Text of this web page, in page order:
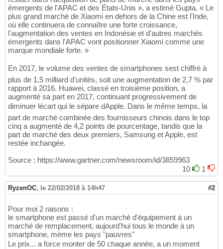
émergents de l'APAC et des États-Unis », a estimé Gupta. « Le
plus grand marché de Xiaomi en dehors de la Chine est l'Inde,
où elle continuera de connaître une forte croissance,
l'augmentation des ventes en Indonésie et d'autres marchés
émergents dans l'APAC vont positionner Xiaomi comme une
marque mondiale forte. »
En 2017, le volume des ventes de smartphones sest chiffré à
plus de 1,5 milliard d'unités, soit une augmentation de 2,7 % par
rapport à 2016. Huawei, classé en troisième position, a
augmenté sa part en 2017, continuant progressivement de
diminuer lécart qui le sépare dApple. Dans le même temps, la
part de marché combinée des fournisseurs chinois dans le top
cinq a augmenté de 4,2 points de pourcentage, tandis que la
part de marché des deux premiers, Samsung et Apple, est
restée inchangée.
Source : https://www.gartner.com/newsroom/id/3859963
10
1
RyzenOC, le 22/02/2018 à 14h47 #2
Pour moi 2 raisons :
le smartphone est passé d'un marché d'équipement à un
marché de remplacement, aujourd'hui tous le monde à un
smartphone, mème les pays "pauvres"
Le prix... a force monter de 50 chaque année, a un moment